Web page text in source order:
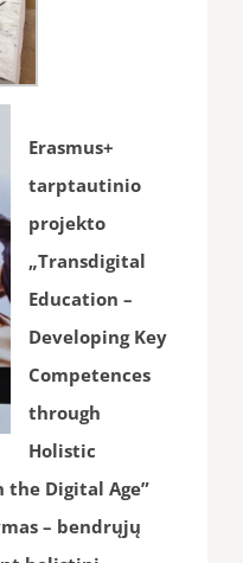
Erasmus+
tarptautinio
projekto
„Transdigital
Education –
Developing Key
Competences
through
Holistic
the Digital Age”
– bendrųjų